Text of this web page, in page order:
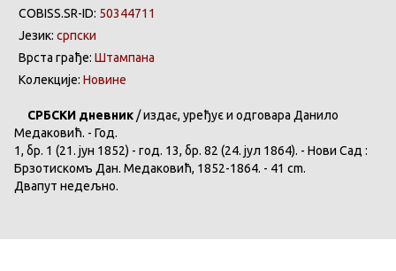
COBISS.SR-ID: 50344711
Језик: српски
Врста грађе: Штампана
Колекције: Новине
СРБСКИ дневник/издає, уређуєи одговара Данило
Медаковић. - Год.
1, бр. 1 (21. јун 1852) - год. 13, бр. 82 (24. јул 1864). - Нови Сад :
Брзотискомъ Дан. Медаковић, 1852-1864. - 41 cm.
Двапут недељно.